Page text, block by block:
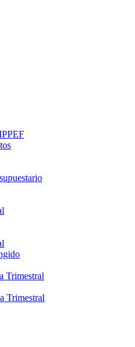
Trimestral
Trimestral